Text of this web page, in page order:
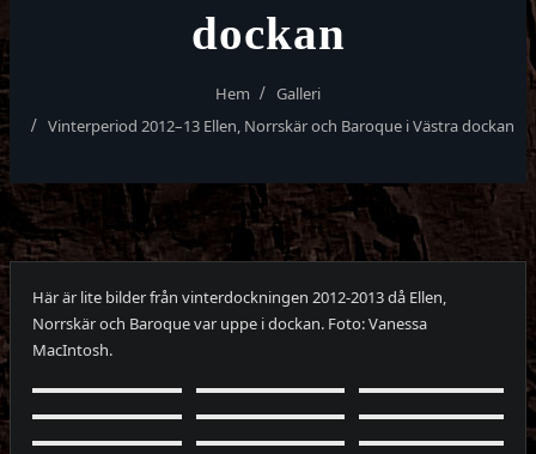
dockan
Hem
Galleri
Vinterperiod 2012–13 Ellen, Norrskär och Baroque i Västra dockan
Här är lite bilder från vinterdockningen 2012-2013 då Ellen,
Norrskär och Baroque var uppe i dockan. Foto: Vanessa
MacIntosh.